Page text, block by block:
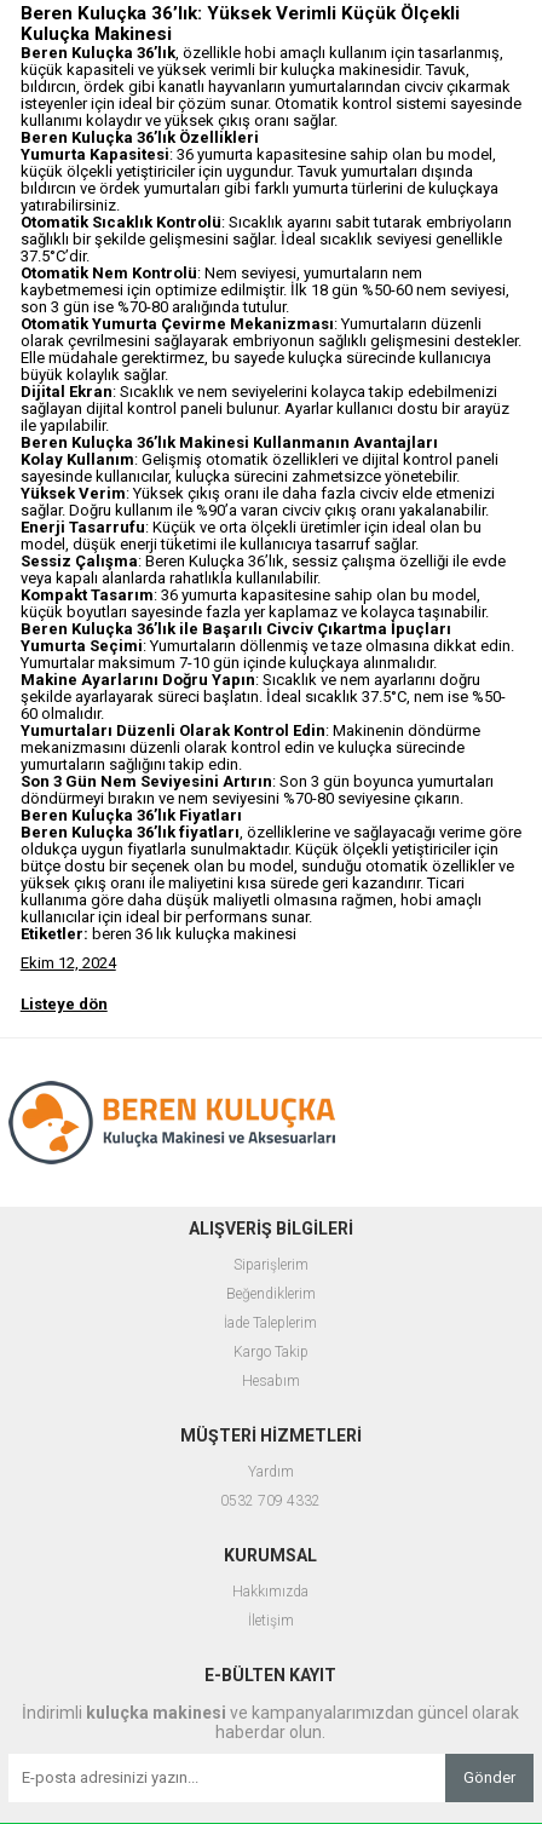
Beren Kuluçka 36’lık: Yüksek Verimli Küçük Ölçekli
Kuluçka Makinesi
Beren Kuluçka 36’lık, özellikle hobi amaçlı kullanım için tasarlanmış,
küçük kapasiteli ve yüksek verimli bir kuluçka makinesidir. Tavuk,
bıldırcın, ördek gibi kanatlı hayvanların yumurtalarından civciv çıkarmak
isteyenler için ideal bir çözüm sunar. Otomatik kontrol sistemi sayesinde
kullanımı kolaydır ve yüksek çıkış oranı sağlar.
Beren Kuluçka 36’lık Özellikleri
Yumurta Kapasitesi: 36 yumurta kapasitesine sahip olan bu model,
küçük ölçekli yetiştiriciler için uygundur. Tavuk yumurtaları dışında
bıldırcın ve ördek yumurtaları gibi farklı yumurta türlerini de kuluçkaya
yatırabilirsiniz.
Otomatik Sıcaklık Kontrolü: Sıcaklık ayarını sabit tutarak embriyoların
sağlıklı bir şekilde gelişmesini sağlar. İdeal sıcaklık seviyesi genellikle
37.5°C’dir.
Otomatik Nem Kontrolü: Nem seviyesi, yumurtaların nem
kaybetmemesi için optimize edilmiştir. İlk 18 gün %50-60 nem seviyesi,
son 3 gün ise %70-80 aralığında tutulur.
Otomatik Yumurta Çevirme Mekanizması: Yumurtaların düzenli
olarak çevrilmesini sağlayarak embriyonun sağlıklı gelişmesini destekler.
Elle müdahale gerektirmez, bu sayede kuluçka sürecinde kullanıcıya
büyük kolaylık sağlar.
Dijital Ekran: Sıcaklık ve nem seviyelerini kolayca takip edebilmenizi
sağlayan dijital kontrol paneli bulunur. Ayarlar kullanıcı dostu bir arayüz
ile yapılabilir.
Beren Kuluçka 36’lık Makinesi Kullanmanın Avantajları
Kolay Kullanım: Gelişmiş otomatik özellikleri ve dijital kontrol paneli
sayesinde kullanıcılar, kuluçka sürecini zahmetsizce yönetebilir.
Yüksek Verim: Yüksek çıkış oranı ile daha fazla civciv elde etmenizi
sağlar. Doğru kullanım ile %90’a varan civciv çıkış oranı yakalanabilir.
Enerji Tasarrufu: Küçük ve orta ölçekli üretimler için ideal olan bu
model, düşük enerji tüketimi ile kullanıcıya tasarruf sağlar.
Sessiz Çalışma: Beren Kuluçka 36’lık, sessiz çalışma özelliği ile evde
veya kapalı alanlarda rahatlıkla kullanılabilir.
Kompakt Tasarım: 36 yumurta kapasitesine sahip olan bu model,
küçük boyutları sayesinde fazla yer kaplamaz ve kolayca taşınabilir.
Beren Kuluçka 36’lık ile Başarılı Civciv Çıkartma İpuçları
Yumurta Seçimi: Yumurtaların döllenmiş ve taze olmasına dikkat edin.
Yumurtalar maksimum 7-10 gün içinde kuluçkaya alınmalıdır.
Makine Ayarlarını Doğru Yapın: Sıcaklık ve nem ayarlarını doğru
şekilde ayarlayarak süreci başlatın. İdeal sıcaklık 37.5°C, nem ise %50-
60 olmalıdır.
Yumurtaları Düzenli Olarak Kontrol Edin: Makinenin döndürme
mekanizmasını düzenli olarak kontrol edin ve kuluçka sürecinde
yumurtaların sağlığını takip edin.
Son 3 Gün Nem Seviyesini Artırın: Son 3 gün boyunca yumurtaları
döndürmeyi bırakın ve nem seviyesini %70-80 seviyesine çıkarın.
Beren Kuluçka 36’lık Fiyatları
Beren Kuluçka 36’lık fiyatları , özelliklerine ve sağlayacağı verime göre
oldukça uygun fiyatlarla sunulmaktadır. Küçük ölçekli yetiştiriciler için
bütçe dostu bir seçenek olan bu model, sunduğu otomatik özellikler ve
yüksek çıkış oranı ile maliyetini kısa sürede geri kazandırır. Ticari
kullanıma göre daha düşük maliyetli olmasına rağmen, hobi amaçlı
kullanıcılar için ideal bir performans sunar.
Etiketler: beren 36 lık kuluçka makinesi
Ekim 12, 2024
Listeye dön
ALIŞVERİŞ BİLGİLERİ
Siparişlerim
Beğendiklerim
İade Taleplerim
Kargo Takip
Hesabım
MÜŞTERİ HİZMETLERİ
Yardım
0532 709 4332
KURUMSAL
Hakkımızda
İletişim
E-BÜLTEN KAYIT
İndirimli kuluçka makinesi ve kampanyalarımızdan güncel olarak
haberdar olun.
Gönder